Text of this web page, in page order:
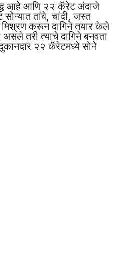
आहे आणि २२ कॅरेट अंदाजे
तांबे, चांदी, जस्त
मिश्रण करून दागिने तयार केले
तरी त्याचे दागिने बनवता
२२ कॅरेटमध्ये सोने